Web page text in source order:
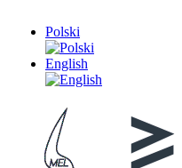
Polski
English